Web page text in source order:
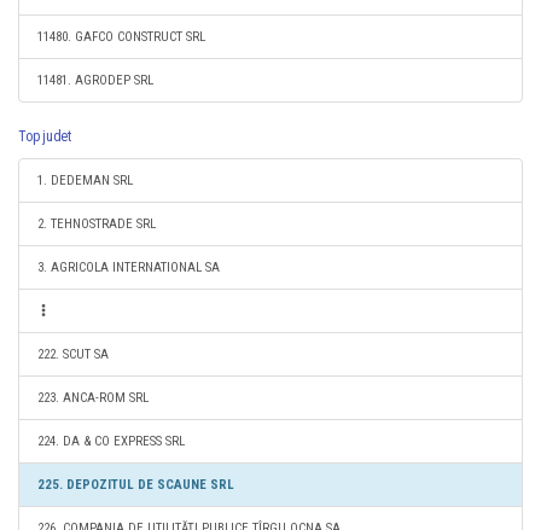
11480. GAFCO CONSTRUCT SRL
11481. AGRODEP SRL
Top judet
1. DEDEMAN SRL
2. TEHNOSTRADE SRL
3. AGRICOLA INTERNATIONAL SA
222. SCUT SA
223. ANCA-ROM SRL
224. DA & CO EXPRESS SRL
225. DEPOZITUL DE SCAUNE SRL